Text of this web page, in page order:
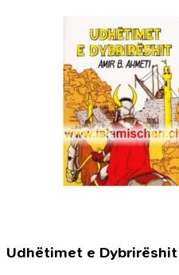
Udhëtimet e Dybrirëshit